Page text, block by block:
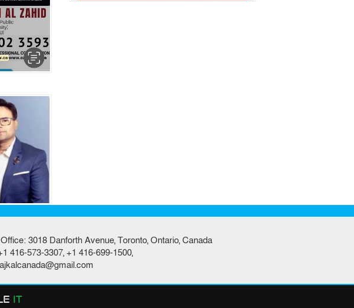
3018 Danforth Avenue, Toronto, Ontario, Canada
416-573-3307, +1 416-699-1500,